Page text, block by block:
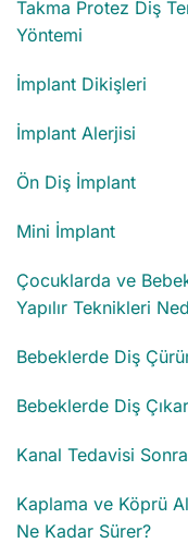
Takma Protez Diş
Yöntemi
İmplant Dikişleri
İmplant Alerjisi
Ön Diş İmplant
Mini İmplant
Çocuklarda ve
Yapılır Teknikleri
Bebeklerde Diş
Bebeklerde Diş
Kanal Tedavisi
Kaplama ve Köprü
Ne Kadar Sürer?